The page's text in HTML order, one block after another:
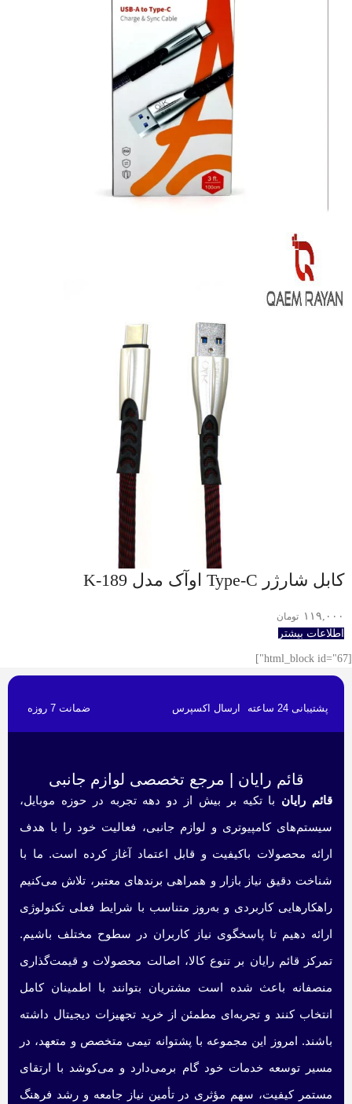
کابل شارژر Type-C اوآک مدل K-189
۱۱۹,۰۰۰ تومان
اطلاعات بیشتر
[html_block id="67"]
پشتیبانی 24 ساعته ارسال اکسپرس ضمانت 7 روزه
قائم رایان | مرجع تخصصی لوازم جانبی
قائم رایان با تکیه بر بیش از دو دهه تجربه در حوزه موبایل،
سیستم‌های کامپیوتری و لوازم جانبی، فعالیت خود را با هدف
ارائه محصولات باکیفیت و قابل اعتماد آغاز کرده است. ما با
شناخت دقیق نیاز بازار و همراهی برندهای معتبر، تلاش می‌کنیم
راهکارهایی کاربردی و به‌روز متناسب با شرایط فعلی تکنولوژی
ارائه دهیم تا پاسخگوی نیاز کاربران در سطوح مختلف باشیم.
تمرکز قائم رایان بر تنوع کالا، اصالت محصولات و قیمت‌گذاری
منصفانه باعث شده است مشتریان بتوانند با اطمینان کامل
انتخاب کنند و تجربه‌ای مطمئن از خرید تجهیزات دیجیتال داشته
باشند. امروز این مجموعه با پشتوانه تیمی متخصص و متعهد، در
مسیر توسعه خدمات خود گام برمی‌دارد و می‌کوشد با ارتقای
مستمر کیفیت، سهم مؤثری در تأمین نیاز جامعه و رشد فرهنگ